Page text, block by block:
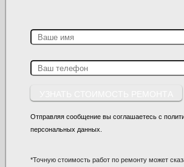
Отправляя сообщение вы соглашаетесь с
персональных данных.
*Точную стоимость работ по ремонту может